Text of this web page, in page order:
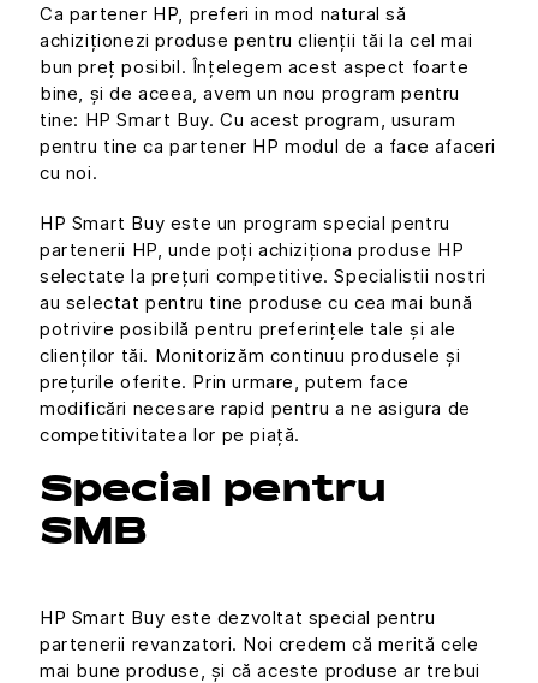
Ca partener HP, preferi in mod natural să
achiziționezi produse pentru clienții tăi la cel mai
bun preț posibil. Înțelegem acest aspect foarte
bine, și de aceea, avem un nou program pentru
tine: HP Smart Buy. Cu acest program, usuram
pentru tine ca partener HP modul de a face afaceri
cu noi.
HP Smart Buy este un program special pentru
partenerii HP, unde poți achiziționa produse HP
selectate la prețuri competitive. Specialistii nostri
au selectat pentru tine produse cu cea mai bună
potrivire posibilă pentru preferințele tale și ale
clienților tăi. Monitorizăm continuu produsele și
prețurile oferite. Prin urmare, putem face
modificări necesare rapid pentru a ne asigura de
competitivitatea lor pe piață.
Special pentru
SMB
HP Smart Buy este dezvoltat special pentru
partenerii revanzatori. Noi credem că merită cele
mai bune produse, și că aceste produse ar trebui